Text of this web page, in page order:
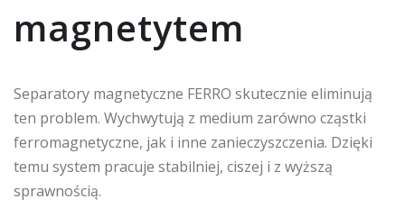
magnetytem
Separatory magnetyczne FERRO skutecznie eliminują
ten problem. Wychwytują z medium zarówno cząstki
ferromagnetyczne, jak i inne zanieczyszczenia. Dzięki
temu system pracuje stabilniej, ciszej i z wyższą
sprawnością.